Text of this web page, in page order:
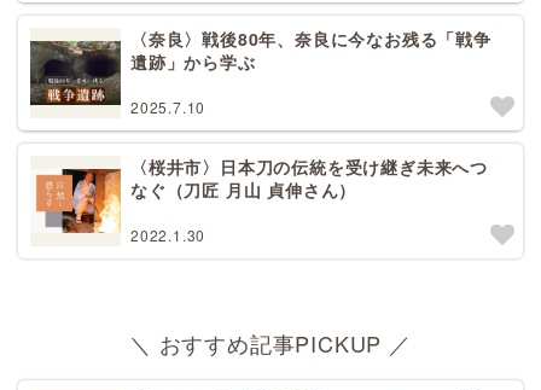
〈奈良〉戦後80年、奈良に今なお残る「戦争
遺跡」から学ぶ
2025.7.10
〈桜井市〉日本刀の伝統を受け継ぎ未来へつ
なぐ（刀匠 月山 貞伸さん）
2022.1.30
＼ おすすめ記事PICKUP ／